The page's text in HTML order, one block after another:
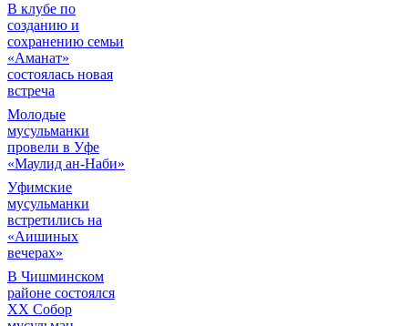
В клубе по
созданию и
сохранению семьи
«Аманат»
состоялась новая
встреча
Молодые
мусульманки
провели в Уфе
«Маулид ан-Наби»
Уфимские
мусульманки
встретились на
«Аишиных
вечерах»
В Чишминском
районе состоялся
XX Собор